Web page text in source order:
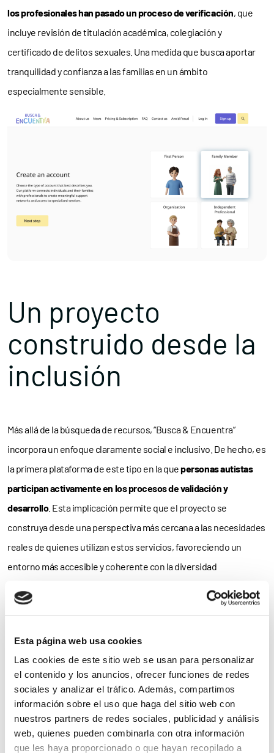
Esta página web usa cookies
Las cookies de este sitio web se usan para personalizar
el contenido y los anuncios, ofrecer funciones de redes
sociales y analizar el tráfico. Además, compartimos
información sobre el uso que haga del sitio web con
nuestros partners de redes sociales, publicidad y análisis
web, quienes pueden combinarla con otra información
que les haya proporcionado o que hayan recopilado a
los profesionales han pasado un proceso de verificación, que
incluye revisión de titulación académica, colegiación y
certificado de delitos sexuales. Una medida que busca aportar
tranquilidad y confianza a las familias en un ámbito
especialmente sensible.
Un proyecto
construido desde la
inclusión
Más allá de la búsqueda de recursos, “Busca & Encuentra”
incorpora un enfoque claramente social e inclusivo. De hecho, es
la primera plataforma de este tipo en la quepersonas autistas
participan activamente en los procesos de validación y
desarrollo. Esta implicación permite que el proyecto se
construya desde una perspectiva más cercana a las necesidades
reales de quienes utilizan estos servicios, favoreciendo un
entorno más accesible y coherente con la diversidad
Además, la iniciativa contempla la generación de oportunidades
laborales para personas autistas, reforzando así su compromiso
con la inclusión y la participación activa.
La plataforma ha sido diseñada con la colaboración directa de
familias y profesionales especializados, un aspecto clave para
garantizar que responda a problemas cotidianos reales. Para
muchas familias, el camino hasta encontrar el apoyo adecuado